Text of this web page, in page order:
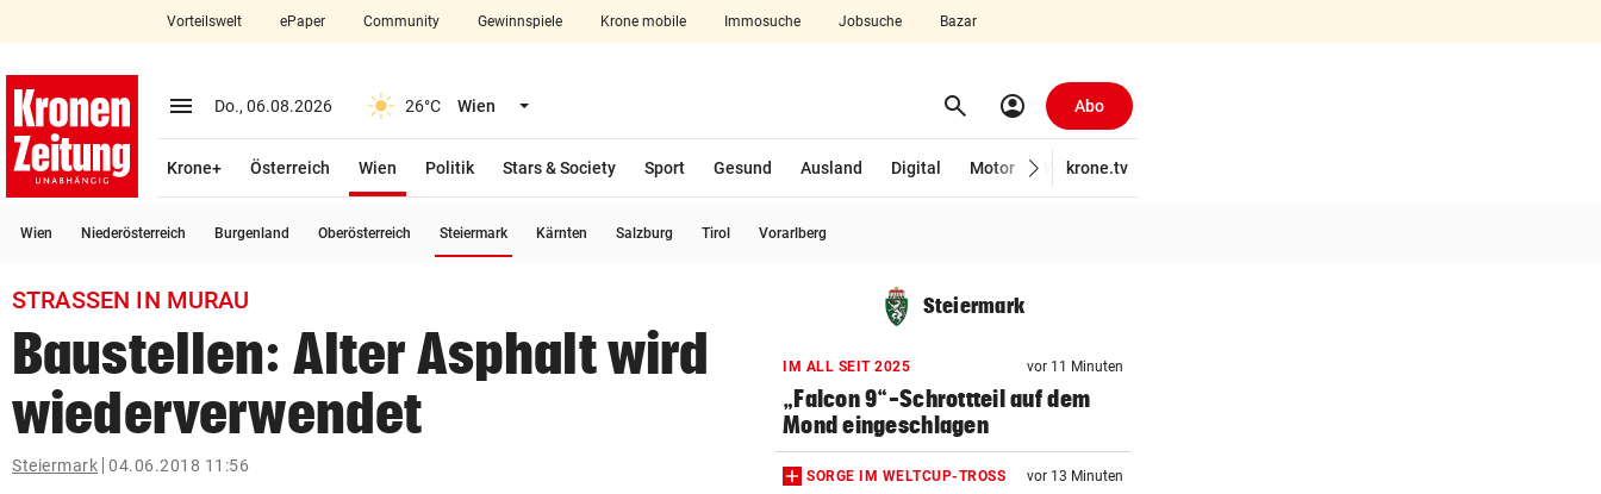
closeSchließen
account_circle Anmelden
arrow_right
Bundesland auswählen
bookmark
search
Suchbegriff
eingeben
Vorteilswelt ePaper Community Gewinnspiele Krone mobile Immosuche Jobsuche Bazar
menu Menü aufklappen
Do., 06.08.2026 26°C Wien Menü aufklappen search Suchen
account_circle Abo
Krone+ Österreich Wien
Politik
Stars & Society Sport Gesund Ausland Digital Motor Wirtschaft
krone.tv
Wien Niederösterreich Burgenland Oberösterreich Steiermark Kärnten Salzburg Tirol Vorarlberg
STRASSEN IN MURAU
Baustellen: Alter Asphalt wird
wiederverwendet
Steiermark 04.06.2018 11:56
Steiermark
IM ALL SEIT 2025 vor 11 Minuten
„Falcon 9“-Schrottteil auf dem
Mond eingeschlagen
SORGE IM WELTCUP-TROSS vor 13 Minuten